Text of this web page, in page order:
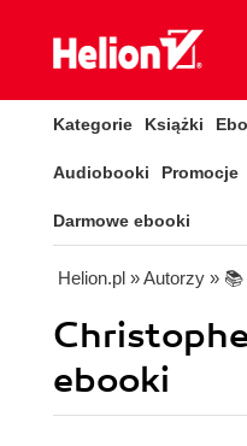
Kategorie Książki
Audiobooki Promocje
Darmowe ebooki
Helion.pl » Autorzy » 📚
ebooki